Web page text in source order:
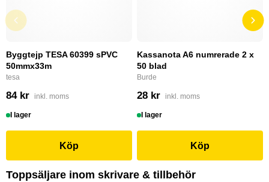
Byggtejp TESA 60399 sPVC
50mmx33m
tesa
84 kr inkl. moms
I lager
Köp
Kassanota A6 numrerade 2 x
50 blad
Burde
28 kr inkl. moms
I lager
Köp
Toppsäljare inom skrivare & tillbehör